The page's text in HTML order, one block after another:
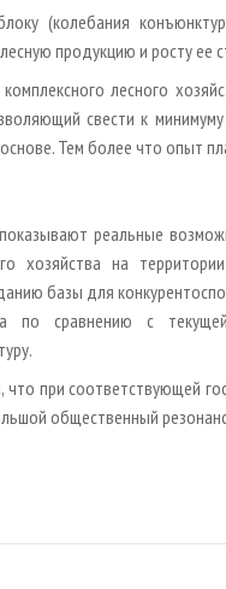
(колебания
продукцию и росту ее
лесного
свести к
Тем более что опыт
реальные
хозяйства на
базы для
сравнению с текущей
при соответствующей
общественный